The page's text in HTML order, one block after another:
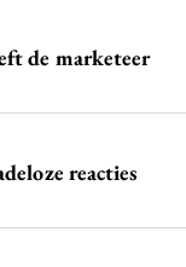
de marketeer
reacties